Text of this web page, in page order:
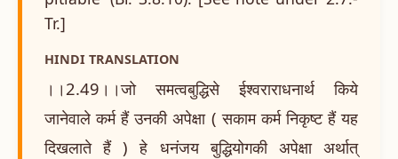
Tr.]
HINDI TRANSLATION
।।2.49।।जो समत्वबुद्धिसे ईश्वराराधनार्थ किये
जानेवाले कर्म हैं उनकी अपेक्षा ( सकाम कर्म निकृष्ट हैं यह
दिखलाते हैं ) हे धनंजय बुद्धियोगकी अपेक्षा अर्थात्